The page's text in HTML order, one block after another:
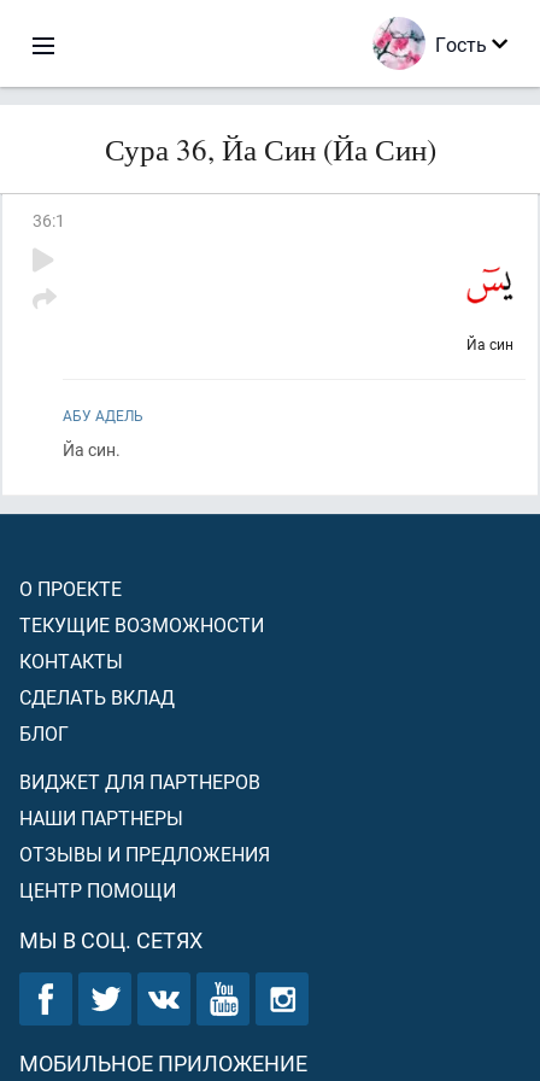
Гость
Сура 36, Йа Син (Йа Син)
36:1
Йа син
АБУ АДЕЛЬ
Йа син.
О ПРОЕКТЕ
ТЕКУЩИЕ ВОЗМОЖНОСТИ
КОНТАКТЫ
СДЕЛАТЬ ВКЛАД
БЛОГ
ВИДЖЕТ ДЛЯ ПАРТНЕРОВ
НАШИ ПАРТНЕРЫ
ОТЗЫВЫ И ПРЕДЛОЖЕНИЯ
ЦЕНТР ПОМОЩИ
МЫ В СОЦ. СЕТЯХ
МОБИЛЬНОЕ ПРИЛОЖЕНИЕ